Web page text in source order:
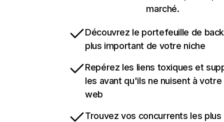
marché.
Découvrez le portefeuille de
plus important de votre niche
Repérez les liens toxiques et
les avant qu'ils ne nuisent à
web
Trouvez vos concurrents les